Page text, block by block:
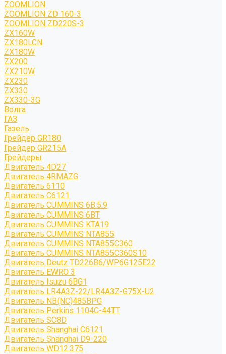
ZOOMLION
ZOOMLION ZD 160-3
ZOOMLION ZD220S-3
ZX160W
ZX180LCN
ZX180W
ZX200
ZX210W
ZX230
ZX330
ZX330-3G
Волга
ГАЗ
Газель
Грейдер GR180
Грейдер GR215A
Грейдеры
Двигатель 4D27
Двигатель 4RMAZG
Двигатель 6110
Двигатель C6121
Двигатель CUMMINS 6B.5.9
Двигатель CUMMINS 6BT
Двигатель CUMMINS KTA19
Двигатель CUMMINS NTA855
Двигатель CUMMINS NTA855C360
Двигатель CUMMINS NTA855C360S10
Двигатель Deutz TD226B6/WP6G125E22
Двигатель EWRO 3
Двигатель Isuzu 6BG1
Двигатель LR4A3Z-22/LR4A3Z-G75X-U2
Двигатель NB(NC)485BPG
Двигатель Perkins 1104C-44TT
Двигатель SC8D
Двигатель Shanghai C6121
Двигатель Shanghai D9-220
Двигатель WD12.375